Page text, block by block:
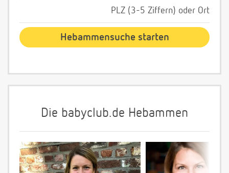
PLZ (3-5 Ziffern) oder Ort
Die babyclub.de Hebammen